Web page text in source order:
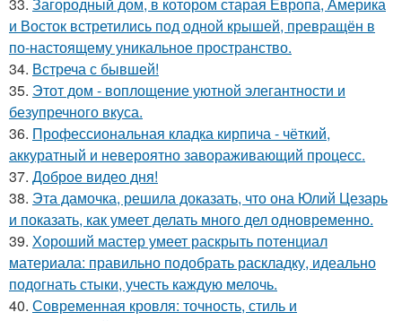
33. Загородный дом, в котором старая Европа, Америка
и Восток встретились под одной крышей, превращён в
по-настоящему уникальное пространство.
34. Встреча с бывшей!
35. Этот дом - воплощение уютной элегантности и
безупречного вкуса.
36. Профессиональная кладка кирпича - чёткий,
аккуратный и невероятно завораживающий процесс.
37. Доброе видео дня!
38. Эта дамочка, решила доказать, что она Юлий Цезарь
и показать, как умеет делать много дел одновременно.
39. Хороший мастер умеет раскрыть потенциал
материала: правильно подобрать раскладку, идеально
подогнать стыки, учесть каждую мелочь.
40. Современная кровля: точность, стиль и